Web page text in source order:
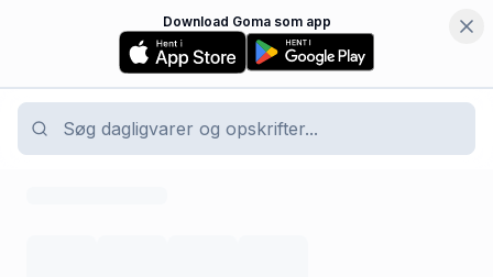
Download Goma som app